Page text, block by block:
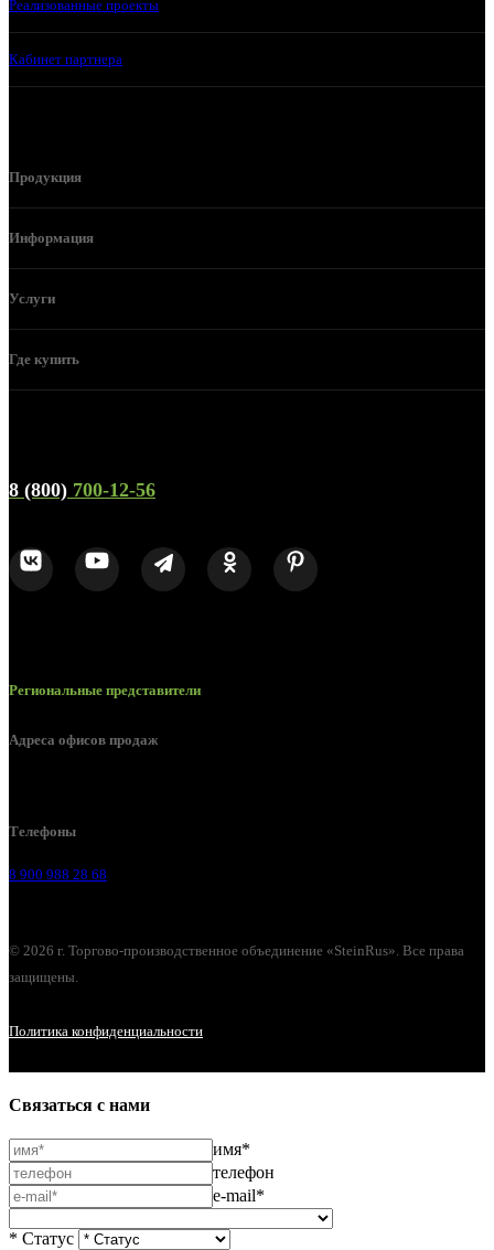
Реализованные проекты
Кабинет партнера
Продукция
Информация
Услуги
Где купить
8 (800) 700-12-56
Региональные представители
Адреса офисов продаж
Телефоны
8 900 988 28 68
© 2026 г. Торгово-производственное объединение «SteinRus». Все права
защищены.
Политика конфиденциальности
Связаться с нами
имя*
телефон
e-mail*
* Статус